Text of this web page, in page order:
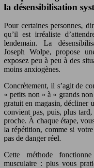
la désensibilisation
Pour certaines personnes,
qu’il est irréaliste
lendemain. La
Joseph Wolpe, propose
exposez peu à peu à des
moins anxiogènes.
Concrètement, il s’agit de
« petits non » à « grands
gratuit en magasin, décliner
convient pas, puis, plus
proche. À chaque étape,
la répétition, comme si
pas de danger réel.
Cette méthode
musculaire : plus vous